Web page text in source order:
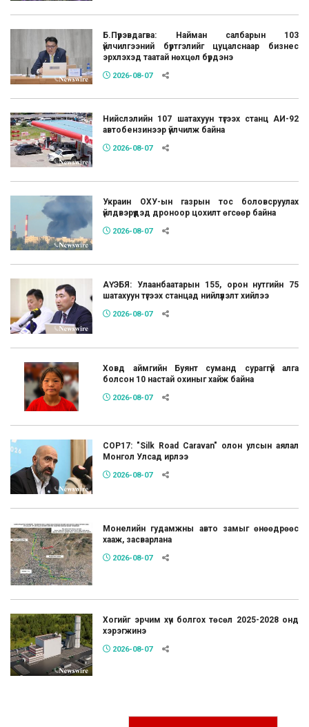
Б.Пүрэвдагва: Найман салбарын 103
үйлчилгээний бүртгэлийг цуцалснаар бизнес
эрхлэхэд таатай нөхцөл бүрдэнэ
2026-08-07
Нийслэлийн 107 шатахуун түгээх станц АИ-92
автобензинээр үйлчилж байна
2026-08-07
Украин ОХУ-ын газрын тос боловсруулах
үйлдвэрүүдэд дроноор цохилт өгсөөр байна
2026-08-07
АҮЭБЯ: Улаанбаатарын 155, орон нутгийн 75
шатахуун түгээх станцад нийлүүлэлт хийлээ
2026-08-07
Ховд аймгийн Буянт суманд сураггүй алга
болсон 10 настай охиныг хайж байна
2026-08-07
COP17: "Silk Road Caravan" олон улсын аялал
Монгол Улсад ирлээ
2026-08-07
Монелийн гудамжны авто замыг өнөөдрөөс
хааж, засварлана
2026-08-07
Хогийг эрчим хүч болгох төсөл 2025-2028 онд
хэрэгжинэ
2026-08-07